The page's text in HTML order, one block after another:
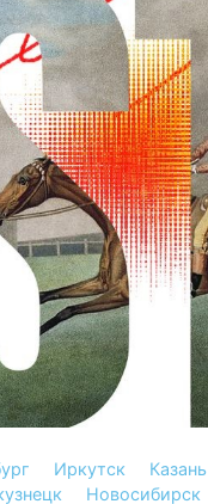
Иркутск Казань
Новосибирск